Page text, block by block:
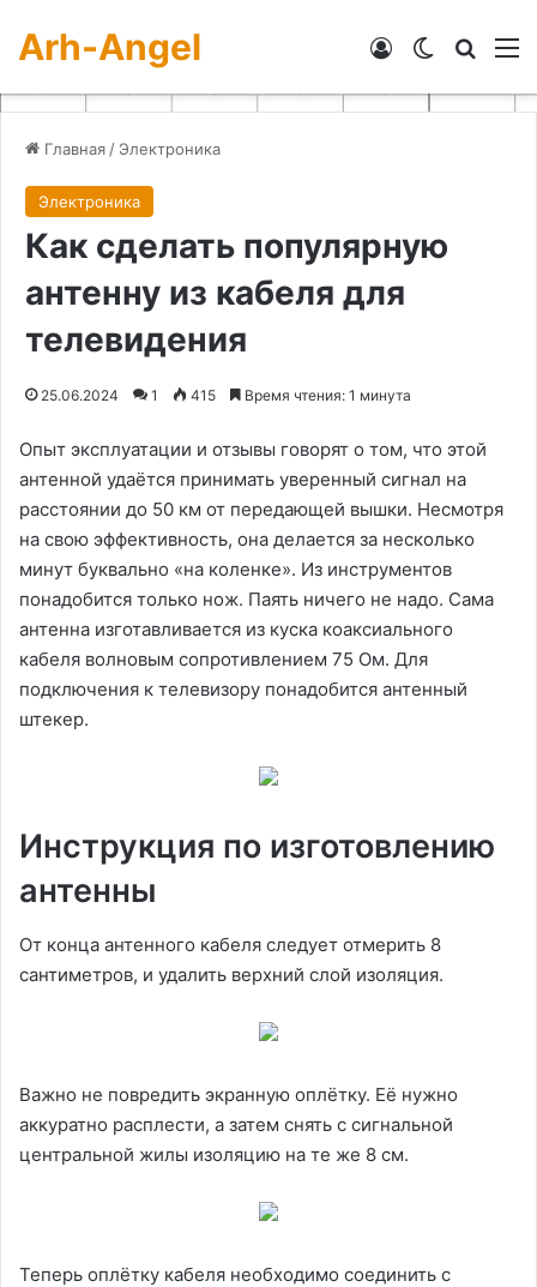
Arh-Angel Switch skin
Войти
Главная / Электроника
Электроника
Как сделать популярную
антенну из кабеля для
телевидения
25.06.2024 1 415 Время чтения: 1 минута
Опыт эксплуатации и отзывы говорят о том, что этой
антенной удаётся принимать уверенный сигнал на
расстоянии до 50 км от передающей вышки. Несмотря
на свою эффективность, она делается за несколько
минут буквально «на коленке». Из инструментов
понадобится только нож. Паять ничего не надо. Сама
антенна изготавливается из куска коаксиального
кабеля волновым сопротивлением 75 Ом. Для
подключения к телевизору понадобится антенный
штекер.
Инструкция по изготовлению
антенны
От конца антенного кабеля следует отмерить 8
сантиметров, и удалить верхний слой изоляция.
Важно не повредить экранную оплётку. Её нужно
аккуратно расплести, а затем снять с сигнальной
центральной жилы изоляцию на те же 8 см.
Теперь оплётку кабеля необходимо соединить с